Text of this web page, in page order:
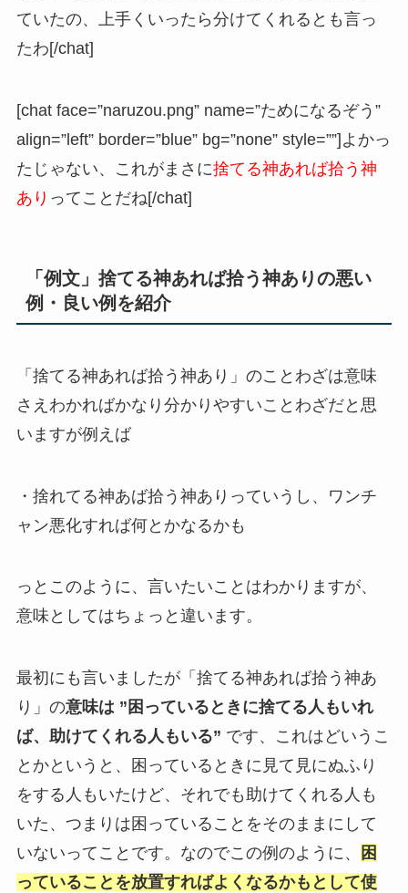
ていたの、上手くいったら分けてくれるとも言っ
たわ[/chat]
[chat face=”naruzou.png” name=”ためになるぞう”
align=”left” border=”blue” bg=”none” style=””]よかっ
たじゃない、これがまさに捨てる神あれば拾う神
あり ってことだね[/chat]
「例文」捨てる神あれば拾う神ありの悪い
例・良い例を紹介
「捨てる神あれば拾う神あり」のことわざは意味
さえわかればかなり分かりやすいことわざだと思
いますが例えば
・捨れてる神あば拾う神ありっていうし、ワンチ
ャン悪化すれば何とかなるかも
っとこのように、言いたいことはわかりますが、
意味としてはちょっと違います。
最初にも言いましたが「捨てる神あれば拾う神あ
り」の意味は ”困っているときに捨てる人もいれ
ば、助けてくれる人もいる” です、これはどいうこ
とかというと、困っているときに見て見にぬふり
をする人もいたけど、それでも助けてくれる人も
いた、つまりは困っていることをそのままにして
いないってことです。なのでこの例のように、
困
っていることを放置すればよくなるかもとして使